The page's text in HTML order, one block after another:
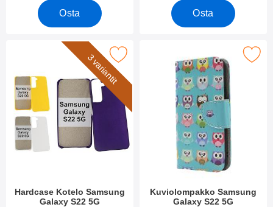
Osta Osta
3 variantit
Hardcase Kotelo Samsung
Galaxy S22 5G
hardcase Kotelo Samsung Galaxy S22 5G suosikiksi
Kuviolompakko Samsung
Galaxy S22 5G
Merkitse kuviolompakko Samsung